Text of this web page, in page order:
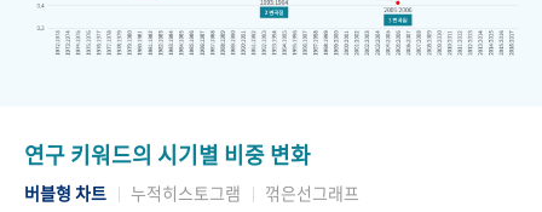
연구 키워드의 시기별 비중 변화
버블형 차트 누적히스토그램 꺾은선그래프